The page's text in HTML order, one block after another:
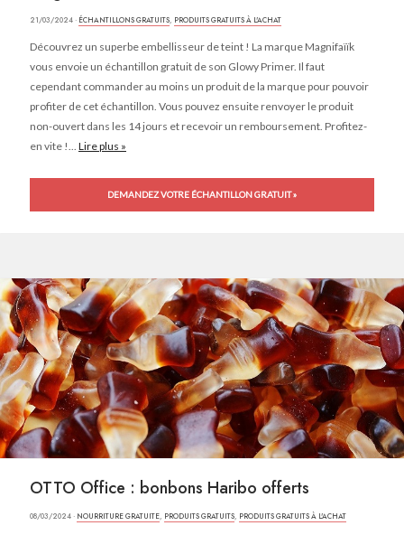
21/03/2024 · ÉCHANTILLONS GRATUITS, PRODUITS GRATUITS À L'ACHAT
Découvrez un superbe embellisseur de teint ! La marque Magnifaïïk
vous envoie un échantillon gratuit de son Glowy Primer. Il faut
cependant commander au moins un produit de la marque pour pouvoir
profiter de cet échantillon. Vous pouvez ensuite renvoyer le produit
non-ouvert dans les 14 jours et recevoir un remboursement. Profitez-
en vite !... Lire plus »
DEMANDEZ VOTRE ÉCHANTILLON GRATUIT »
OTTO Office : bonbons Haribo offerts
08/03/2024 · NOURRITURE GRATUITE, PRODUITS GRATUITS, PRODUITS GRATUITS À L'ACHAT